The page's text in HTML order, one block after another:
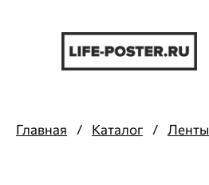
Главная / Каталог / Ленты